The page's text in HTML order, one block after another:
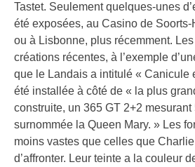
Tastet. Seulement quelques-unes
été exposées, au Casino de Soorts-
ou à Lisbonne, plus récemment.
créations récentes, à l’exemple
que le Landais a intitulé « Canicule
été installée à côté de « la plus
construite, un 365 GT 2+2 mesurant
surnommée la Queen Mary. » Les
moins vastes que celles que
d’affronter. Leur teinte a la couleur